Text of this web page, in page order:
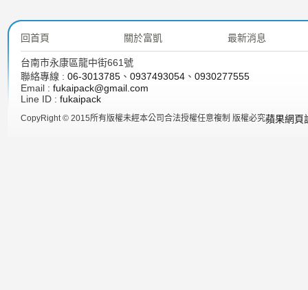
回首頁 關於富凱 最新消息
台南市永康區龍中街661號
聯絡專線 : 06-3013785 、 0937493054 、 0930277555
Email : fukaipack@gmail.com
Line ID : fukaipack
CopyRight © 2015所有版權未經本公司合法授權任意複制 版權必究蘋果網頁